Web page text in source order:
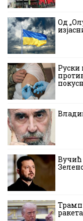
Од
Руски
Вучић
Трамп